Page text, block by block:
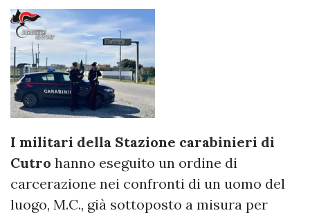
I militari della Stazione carabinieri di
Cutro hanno eseguito un ordine di
carcerazione nei confronti di un uomo del
luogo, M.C., già sottoposto a misura per